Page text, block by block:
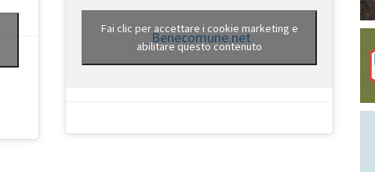
Benecomune.net
Fai clic per accettare i cookie marketing e
abilitare questo contenuto